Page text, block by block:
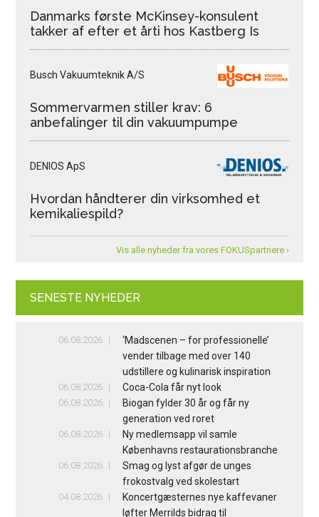
Danmarks første McKinsey-konsulent
takker af efter et årti hos Kastberg Is
Busch Vakuumteknik A/S
Sommervarmen stiller krav: 6
anbefalinger til din vakuumpumpe
DENIOS ApS
Hvordan håndterer din virksomhed et
kemikaliespild?
Vis alle nyheder fra vores FOKUSpartnere ›
SENESTE NYHEDER
06.08.2026
‘Madscenen – for professionelle’
vender tilbage med over 140
udstillere og kulinarisk inspiration
06.08.2026 Coca-Cola får nyt look
06.08.2026
Biogan fylder 30 år og får ny
generation ved roret
06.08.2026
Ny medlemsapp vil samle
Københavns restaurationsbranche
06.08.2026
Smag og lyst afgør de unges
frokostvalg ved skolestart
04.08.2026
Koncertgæsternes nye kaffevaner
løfter Merrilds bidrag til